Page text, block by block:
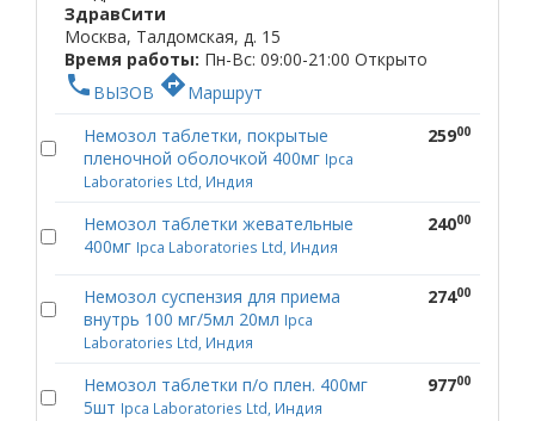
ЗдравСити
Москва, Талдомская, д. 15
Время работы: Пн-Вс: 09:00-21:00 Открыто
phone ВЫЗОВ directionsМаршрут
Немозол таблетки, покрытые
пленочной оболочкой 400мг Ipca
Laboratories Ltd, Индия
25900
Немозол таблетки жевательные
400мг Ipca Laboratories Ltd, Индия
24000
Немозол суспензия для приема
внутрь 100 мг/5мл 20мл Ipca
Laboratories Ltd, Индия
27400
Немозол таблетки п/о плен. 400мг
5шт Ipca Laboratories Ltd, Индия
97700